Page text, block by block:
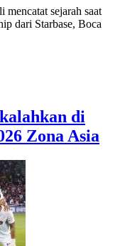
mencatat sejarah saat
dari Starbase, Boca
di
Zona Asia